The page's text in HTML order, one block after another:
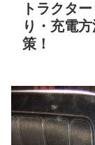
トラクタ
り・充電
策！